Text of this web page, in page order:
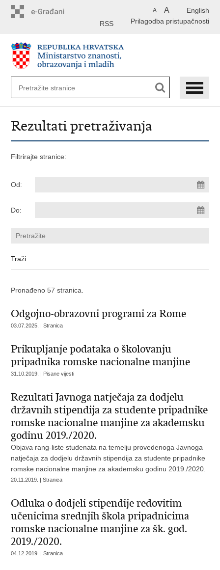
English
A A
Prilagodba pristupačnosti
RSS
Rezultati pretraživanja
Filtrirajte stranice:
Od:
Do:
Pronađeno 57 stranica.
Odgojno-obrazovni programi za Rome
03.07.2025. | Stranica
Prikupljanje podataka o školovanju
pripadnika romske nacionalne manjine
31.10.2019. | Pisane vijesti
Rezultati Javnoga natječaja za dodjelu
državnih stipendija za studente pripadnike
romske nacionalne manjine za akademsku
godinu 2019./2020.
Objava rang-liste studenata na temelju provedenoga Javnoga
natječaja za dodjelu državnih stipendija za studente pripadnike
romske nacionalne manjine za akademsku godinu 2019./2020.
20.11.2019. | Stranica
Odluka o dodjeli stipendije redovitim
učenicima srednjih škola pripadnicima
romske nacionalne manjine za šk. god.
2019./2020.
04.12.2019. | Stranica